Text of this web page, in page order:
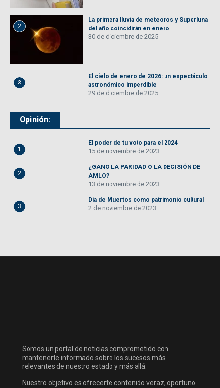
2
La primera lluvia de meteoros y Superluna
del año coincidirán en enero
30 de diciembre de 2025
3
El cielo de enero de 2026: un espectáculo
astronómico imperdible
29 de diciembre de 2025
Opinión:
1
El poder de tu voto para el 2024
15 de noviembre de 2023
2
¿GANO LA PARIDAD O LA DECISIÓN DE
AMLO?
13 de noviembre de 2023
3
Día de Muertos como patrimonio cultural
2 de noviembre de 2023
Somos un portal de noticias comprometido con
mantenerte informado sobre los sucesos más
relevantes de nuestro estado y más allá.
Nuestro objetivo es ofrecerte contenido veraz, oportuno